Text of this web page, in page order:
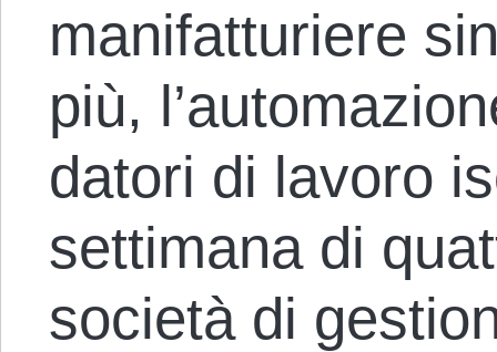
manifatturiere
più,
datori di lavoro
settimana di
società di